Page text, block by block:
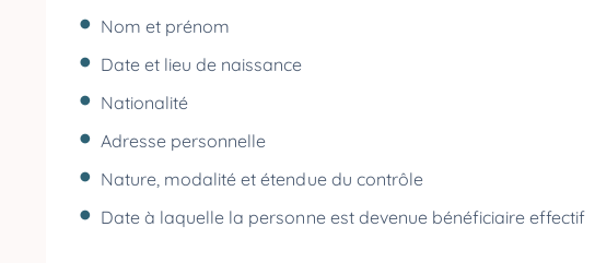
Nom et prénom
Date et lieu de naissance
Nationalité
Adresse personnelle
Nature, modalité et étendue du contrôle
Date à laquelle la personne est devenue bénéficiaire effectif